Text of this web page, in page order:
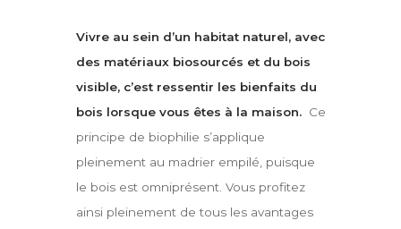
Vivre au sein d’un habitat naturel, avec
des matériaux biosourcés et du bois
visible, c’est ressentir les bienfaits du
bois lorsque vous êtes à la maison.Ce
principe de biophilie s’applique
pleinement au madrier empilé, puisque
le bois est omniprésent. Vous profitez
ainsi pleinement de tous les avantages